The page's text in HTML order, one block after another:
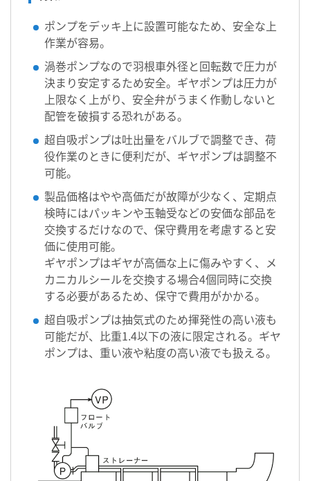
ポンプをデッキ上に設置可能なため、安全な上
作業が容易。
渦巻ポンプなので羽根車外径と回転数で圧力が
決まり安定するため安全。ギヤポンプは圧力が
上限なく上がり、安全弁がうまく作動しないと
配管を破損する恐れがある。
超自吸ポンプは吐出量をバルブで調整でき、荷
役作業のときに便利だが、ギヤポンプは調整不
可能。
製品価格はやや高価だが故障が少なく、定期点
検時にはパッキンや玉軸受などの安価な部品を
交換するだけなので、保守費用を考慮すると安
価に使用可能。
ギヤポンプはギヤが高価な上に傷みやすく、メ
カニカルシールを交換する場合4個同時に交換
する必要があるため、保守で費用がかかる。
超自吸ポンプは抽気式のため揮発性の高い液も
可能だが、比重1.4以下の液に限定される。ギヤ
ポンプは、重い液や粘度の高い液でも扱える。